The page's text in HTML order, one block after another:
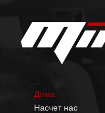
Дома
Насчет нас